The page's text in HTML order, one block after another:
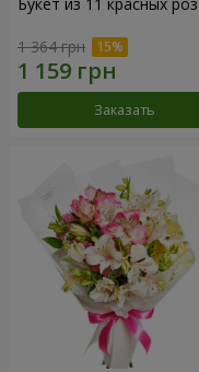
1 364 грн
Заказать